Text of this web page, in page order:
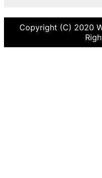
Copyright (C) 2020